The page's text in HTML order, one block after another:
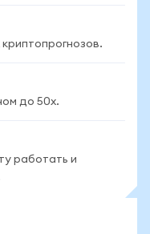
криптопрогнозов.
до 50x.
работать и